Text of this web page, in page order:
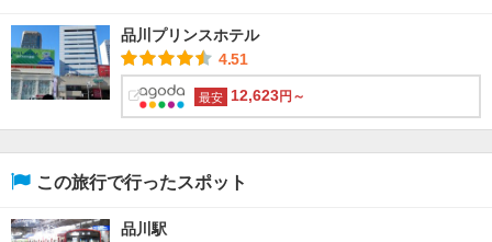
品川プリンスホテル
4.51
最安 12,623円～
この旅行で行ったスポット
品川駅